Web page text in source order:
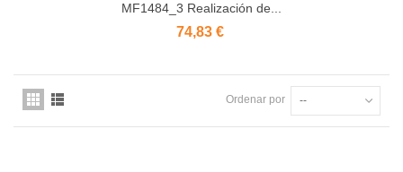
MF1484_3 Realización de...
74,83 €
Ordenar por --